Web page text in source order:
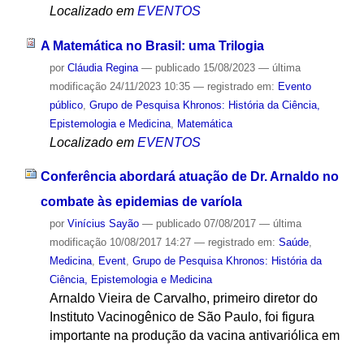
Localizado em EVENTOS
A Matemática no Brasil: uma Trilogia
por Cláudia Regina — publicado15/08/2023 — última
modificação24/11/2023 10:35 — registrado em: Evento
público, Grupo de Pesquisa Khronos: História da Ciência,
Epistemologia e Medicina, Matemática
Localizado em EVENTOS
Conferência abordará atuação de Dr. Arnaldo no
combate às epidemias de varíola
por Vinícius Sayão — publicado07/08/2017 — última
modificação10/08/2017 14:27 — registrado em: Saúde,
Medicina, Event, Grupo de Pesquisa Khronos: História da
Ciência, Epistemologia e Medicina
Arnaldo Vieira de Carvalho, primeiro diretor do
Instituto Vacinogênico de São Paulo, foi figura
importante na produção da vacina antivariólica em